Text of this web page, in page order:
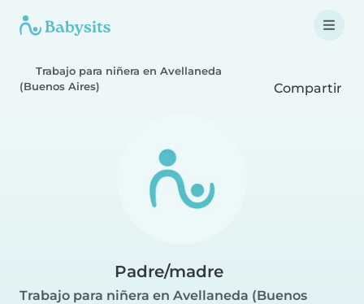
Trabajo para niñera en Avellaneda
(Buenos Aires)
Compartir
Padre/madre
Trabajo para niñera en Avellaneda (Buenos